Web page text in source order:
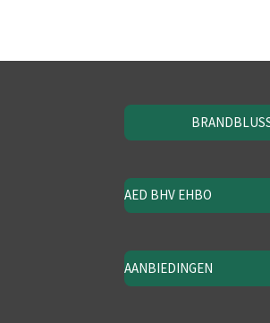
AED BHV EHBO
AANBIEDINGEN